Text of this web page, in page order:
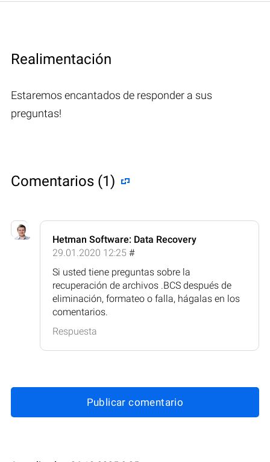
Realimentación
Estaremos encantados de responder a sus
preguntas!
Comentarios (1)
Hetman Software: Data Recovery
29.01.2020 12:25 #
Si usted tiene preguntas sobre la
recuperación de archivos .BCS después de
eliminación, formateo o falla, hágalas en los
comentarios.
Respuesta
Publicar comentario